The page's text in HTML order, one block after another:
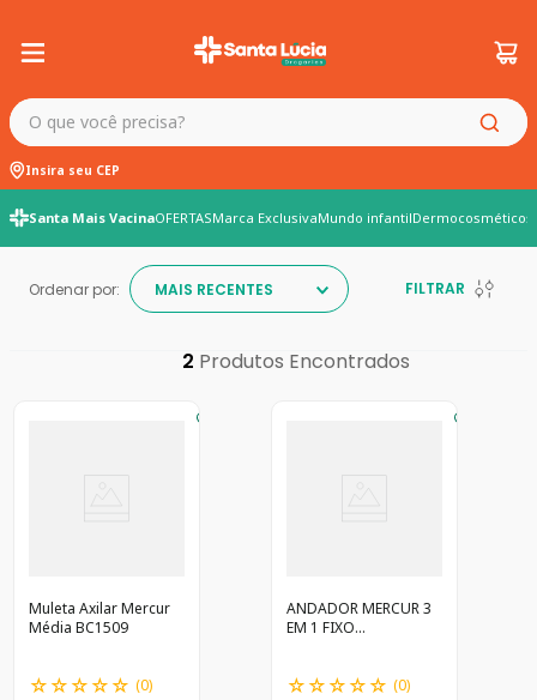
O que você precisa?
Insira seu CEP
Santa Mais VacinaOFERTASMarca ExclusivaMundo infantilDermocosméticos
Ordenar por: MAIS RECENTES FILTRAR
2
Muleta Axilar Mercur
Média BC1509
☆☆☆☆☆ (0)
ANDADOR MERCUR 3
EM 1 FIXO
(BC1548)
☆☆☆☆☆ (0)